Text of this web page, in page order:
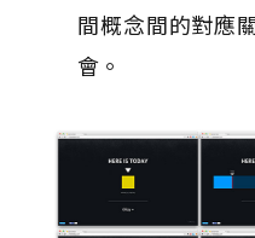
間概念間的對應
會。